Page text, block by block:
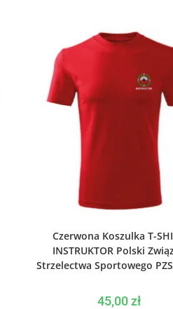
Czerwona Koszulka T-
INSTRUKTOR Polski
Strzelectwa Sportowego
45,00zł